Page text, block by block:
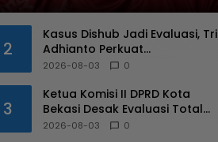
2
Kasus Dishub Jadi Evaluasi, Tri
Adhianto Perkuat
Pengawasan Aparatur
2026-08-03 0
3
Ketua Komisi II DPRD Kota
Bekasi Desak Evaluasi Total
Usai Dugaan Pungli Oknum
2026-08-03 0